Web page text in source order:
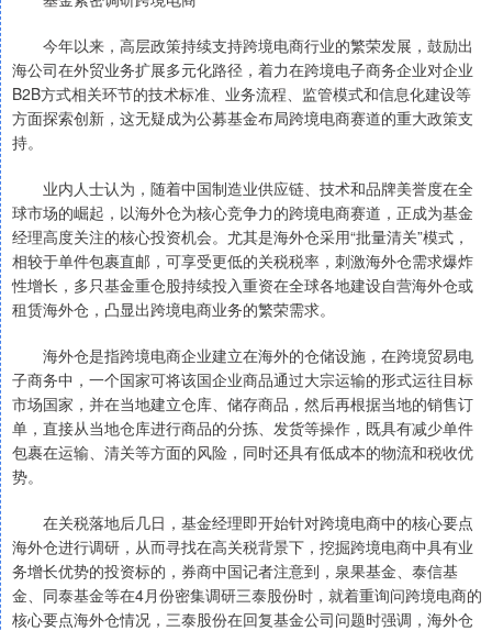
今年以来，高层政策持续支持跨境电商行业的繁荣发展，鼓励出
海公司在外贸业务扩展多元化路径，着力在跨境电子商务企业对企业
B2B方式相关环节的技术标准、业务流程、监管模式和信息化建设等
方面探索创新，这无疑成为公募基金布局跨境电商赛道的重大政策支
持。
业内人士认为，随着中国制造业供应链、技术和品牌美誉度在全
球市场的崛起，以海外仓为核心竞争力的跨境电商赛道，正成为基金
经理高度关注的核心投资机会。尤其是海外仓采用“批量清关”模式，
相较于单件包裹直邮，可享受更低的关税税率，刺激海外仓需求爆炸
性增长，多只基金重仓股持续投入重资在全球各地建设自营海外仓或
租赁海外仓，凸显出跨境电商业务的繁荣需求。
海外仓是指跨境电商企业建立在海外的仓储设施，在跨境贸易电
子商务中，一个国家可将该国企业商品通过大宗运输的形式运往目标
市场国家，并在当地建立仓库、储存商品，然后再根据当地的销售订
单，直接从当地仓库进行商品的分拣、发货等操作，既具有减少单件
包裹在运输、清关等方面的风险，同时还具有低成本的物流和税收优
势。
在关税落地后几日，基金经理即开始针对跨境电商中的核心要点
海外仓进行调研，从而寻找在高关税背景下，挖掘跨境电商中具有业
务增长优势的投资标的，券商中国记者注意到，泉果基金、泰信基
金、同泰基金等在4月份密集调研三泰股份时，就着重询问跨境电商的
核心要点海外仓情况，三泰股份在回复基金公司问题时强调，海外仓